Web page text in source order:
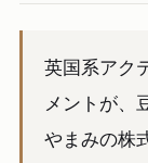
英国系アク
メントが、
やまみの株